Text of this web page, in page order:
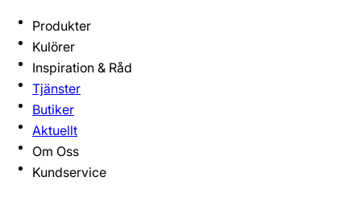
Produkter
Kulörer
Inspiration & Råd
Tjänster
Butiker
Aktuellt
Om Oss
Kundservice